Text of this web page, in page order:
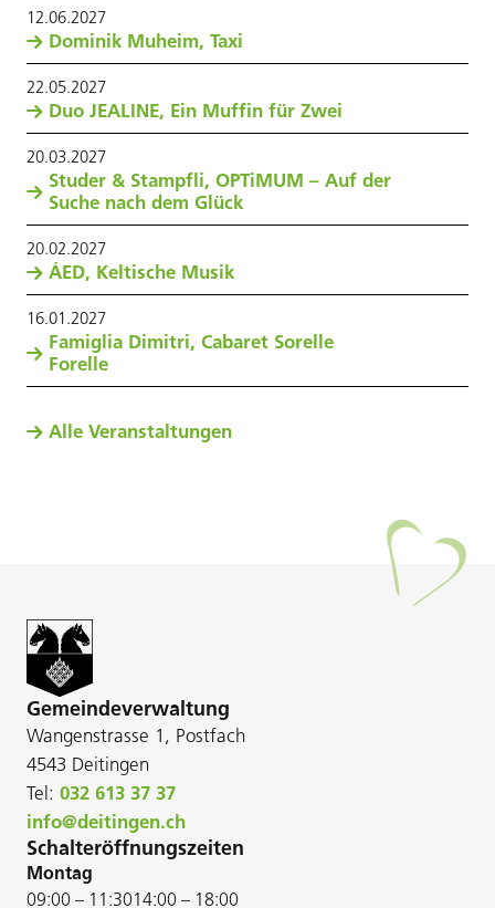
12.06.2027
Dominik Muheim, Taxi
22.05.2027
Duo JEALINE, Ein Muffin für Zwei
20.03.2027
Studer & Stampfli, OPTiMUM – Auf der
Suche nach dem Glück
20.02.2027
ÁED, Keltische Musik
16.01.2027
Famiglia Dimitri, Cabaret Sorelle
Forelle
Alle Veranstaltungen
Gemeindeverwaltung
Wangenstrasse 1, Postfach
4543 Deitingen
Tel: 032 613 37 37
info@deitingen.ch
Schalteröffnungszeiten
Montag
09:00 – 11:3014:00 – 18:00